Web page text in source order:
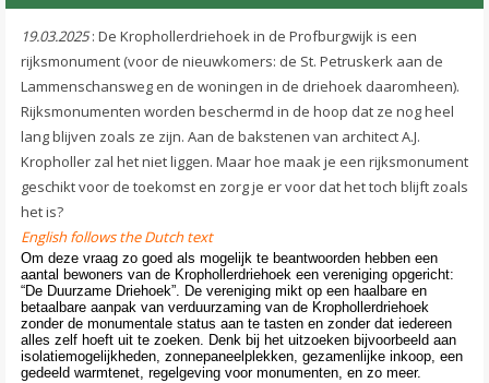
Agenda / Calendar >
Contact >
19.03.2025: De Krophollerdriehoek in de Profburgwijk is een
rijksmonument (voor de nieuwkomers: de St. Petruskerk aan de
Lammenschansweg en de woningen in de driehoek daaromheen).
Rijksmonumenten worden beschermd in de hoop dat ze nog heel
lang blijven zoals ze zijn. Aan de bakstenen van architect A.J.
Kropholler zal het niet liggen. Maar hoe maak je een rijksmonument
geschikt voor de toekomst en zorg je er voor dat het toch blijft zoals
het is?
English follows the Dutch text
Om deze vraag zo goed als mogelijk te beantwoorden hebben een
aantal bewoners van de Krophollerdriehoek een vereniging opgericht:
“De Duurzame Driehoek”. De vereniging mikt op een haalbare en
betaalbare aanpak van verduurzaming van de Krophollerdriehoek
zonder de monumentale status aan te tasten en zonder dat iedereen
alles zelf hoeft uit te zoeken. Denk bij het uitzoeken bijvoorbeeld aan
isolatiemogelijkheden, zonnepaneelplekken, gezamenlijke inkoop, een
gedeeld warmtenet, regelgeving voor monumenten, en zo meer.